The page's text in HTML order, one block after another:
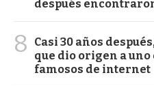
después
8
Casi 30 años
que dio origen a uno
famosos de internet